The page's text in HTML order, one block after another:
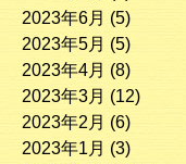
2023年6月 (5)
2023年5月 (5)
2023年4月 (8)
2023年3月 (12)
2023年2月 (6)
2023年1月 (3)